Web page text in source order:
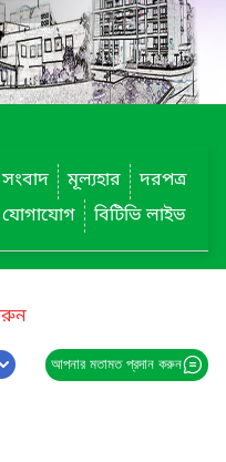
সংবাদ মূল্যহার
দরপত্র
যোগাযোগ বিটিভি লাইভ
আপনার মতামত প্রদান করুন